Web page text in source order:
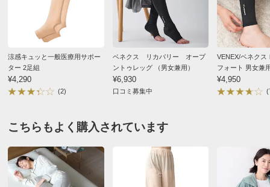
■本体サイズ：約幅11・長さ49cm
■素材：シルク100％
■原産国：日本製
■シルクの特性上、端部に自然な波打ちが生じることがあ
りますが、着用・品質には問題ございません。
ディノスのサイズ
商品の特徴
手洗い
弱い手洗い出来ます。（洗濯機は使用できません）
涼感キュッと一般医療用サポー
ター 2足組
¥4,290
(2)
ベネクス リカバリー オープ
ントゥレッグ （男女兼用）
¥6,930
口コミ募集中
VENEX/ベネクス
フォート 男女兼
¥4,950
こちらもよく購入されています